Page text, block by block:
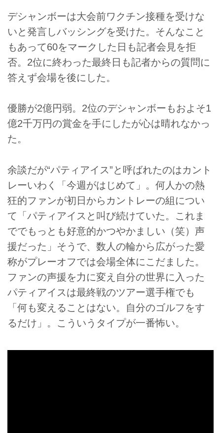
デシャンボーは大会前ワクチン接種を受けな
いと発言しバッシングを受けた。そんなこと
もあって60をマークした日も記者会見を拒
否。2位に終わった最終日も記者からの質問に
答えず会場を後にした。
優勝が2億円弱。2位のデシャンボーもおよそ1
億2千万円の賞金を手にしたが心は晴れなかっ
た。
余談だが“パティアイス”と呼ばれたのはカント
レーいわく「今週がはじめて」。何人かの熱
狂的ファンが初日からカントレーの組につい
て「パティアイスと叫び続けていた。これま
ででもっとも好意的かつやかましい（笑）声
援だった」そうで、数人の輪から広がった愛
称がプレーオフでは会場全体にこだました。
ファンの声援を力に変え自分の世界に入った
パティアイスは最終戦のツアー選手権でも
「何も変えることはない。自分のゴルフをす
るだけ」。こういうタイプが一番怖い。